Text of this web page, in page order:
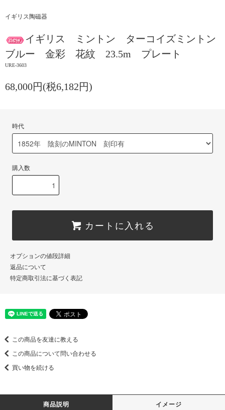
イギリス陶磁器
イギリス ミントン ターコイズミントン
ブルー 金彩 花紋 23.5m プレート
URE-3603
68,000円(税6,182円)
時代
購入数
カートに入れる
オプションの値段詳細
返品について
特定商取引法に基づく表記
この商品を友達に教える
この商品について問い合わせる
買い物を続ける
商品説明 イメージ